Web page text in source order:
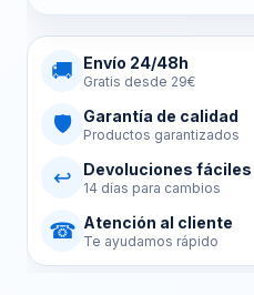
🚚 Envío 24/48h
Gratis desde 29€
🛡 Garantía de calidad
Productos garantizados
↩ Devoluciones fáciles
14 días para cambios
☎ Atención al cliente
Te ayudamos rápido